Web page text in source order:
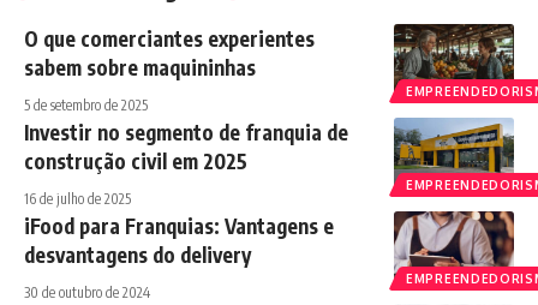
O que comerciantes experientes
sabem sobre maquininhas
5 de setembro de 2025
Investir no segmento de franquia de
construção civil em 2025
16 de julho de 2025
iFood para Franquias: Vantagens e
desvantagens do delivery
30 de outubro de 2024